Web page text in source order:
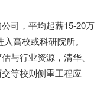
司，平均起薪15-20万
高校或科研院所。
与行业资源，清华、
等校则侧重工程应